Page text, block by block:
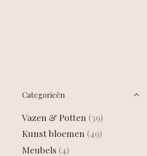
Categorieën
Vazen & Potten (39)
Kunst bloemen (49)
Meubels (4)